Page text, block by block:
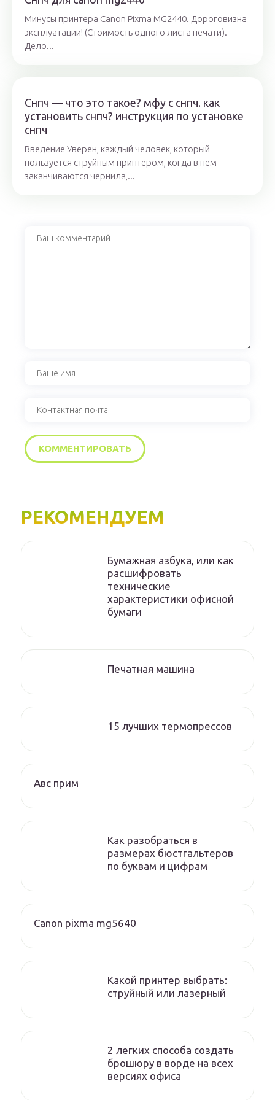
Минусы принтера Canon Pixma MG2440. Дороговизна
эксплуатации! (Стоимость одного листа печати).
Дело...
Снпч — что это такое? мфу с снпч. как
установить снпч? инструкция по установке
снпч
Введение Уверен, каждый человек, который
пользуется струйным принтером, когда в нем
заканчиваются чернила,...
РЕКОМЕНДУЕМ
Бумажная азбука, или как
расшифровать
технические
характеристики офисной
бумаги
Печатная машина
15 лучших термопрессов
Авс прим
Как разобраться в
размерах бюстгальтеров
по буквам и цифрам
Canon pixma mg5640
Какой принтер выбрать:
струйный или лазерный
2 легких способа создать
брошюру в ворде на всех
версиях офиса